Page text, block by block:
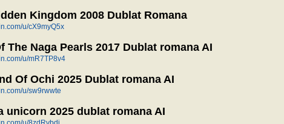
Kingdom 2008 Dublat Romana
u/cX9myQ5x
The Naga Pearls 2017 Dublat romana AI
u/mR7TP8v4
Of Ochi 2025 Dublat romana AI
u/sw9rwwte
unicorn 2025 dublat romana AI